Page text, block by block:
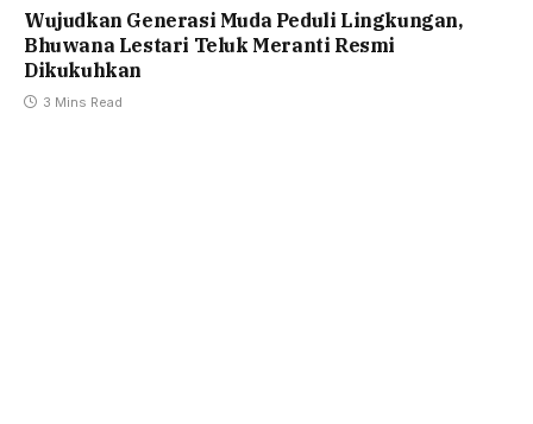
Wujudkan Generasi Muda Peduli Lingkungan,
Bhuwana Lestari Teluk Meranti Resmi
Dikukuhkan
3 Mins Read